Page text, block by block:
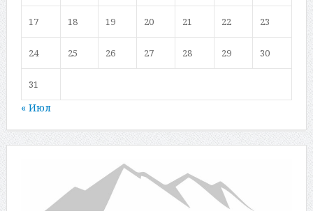
17 18 19 20 21 22 23
24 25 26 27 28 29 30
31
« Июл